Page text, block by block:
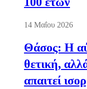
14 Μαΐου 2026
Θάσος: Η
θετική,
απαιτεί